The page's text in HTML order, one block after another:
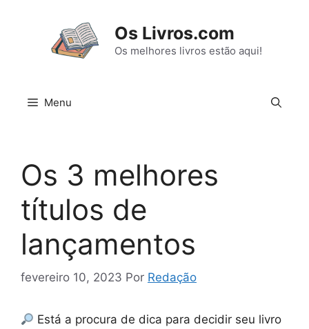
Os Livros.com
Os melhores livros estão aqui!
Menu
Os 3 melhores
títulos de
lançamentos
fevereiro 10, 2023 Por Redação
Está a procura de dica para decidir seu livro